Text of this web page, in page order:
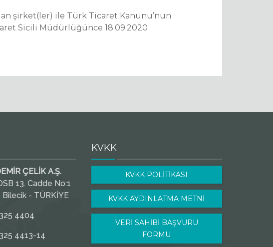
şirket(ler) ile Türk Ticaret Kanunu’nun
Sicili Müdürlüğünce 18.09.2020
ÇELİK A.Ş.
13. Cadde No:1
- TÜRKİYE
4404
4413-14
KVKK
KVKK POLİTİKASI
KVKK AYDINLATMA METNİ
VERİ SAHİBİ BAŞVURU
FORMU